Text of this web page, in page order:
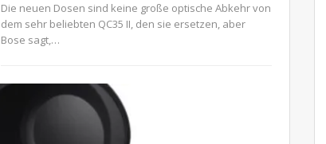
Die neuen Dosen sind keine große optische Abkehr von
dem sehr beliebten QC35 II, den sie ersetzen, aber
Bose sagt,…